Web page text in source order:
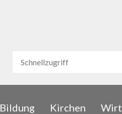
Schnellzugriff
Schnellzugriff
Bildung Kirchen